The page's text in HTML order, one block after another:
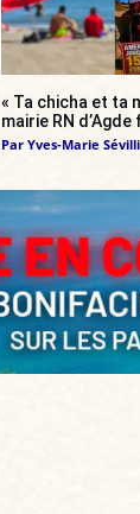
« Ta chicha et ta
mairie RN
Par Yves-Marie